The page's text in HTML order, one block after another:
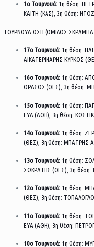
1ο Τουρνουά: 1η θέση:
ΚΑΙΤΗ (ΚΑΣ), 3η θέση:
ΤΟΥΡΝΟΥΑ ΟΣΠ (ΟΜΙΛΟΣ ΣΚΡΑΜΠΛ
17ο Τουρνουά: 1η θέση:
ΑΙΚΑΤΕΡΙΝΑΡΗΣ ΚΥΡΚΟΣ
16ο Τουρνουά: 1η θέση:
ΘΡΑΣΟΣ (ΘΕΣ), 3η θέση:
15ο Τουρνουά: 1η θέση:
ΕΥΑ (ΑΘΗ), 3η θέση:
14ο Τουρνουά: 1η θέση:
(ΘΕΣ), 3η θέση: ΜΠΑΤΡΗΣ
13ο Τουρνουά: 1η θέση:
ΣΩΚΡΑΤΗΣ (ΘΕΣ), 3η
12ο Τουρνουά: 1η θέση:
(ΘΕΣ), 3η θέση:
11ο Τουρνουά: 1η θέση:
ΕΥΑ (ΑΘΗ), 3η θέση:
10ο Τουρνουά: 1η θέση: